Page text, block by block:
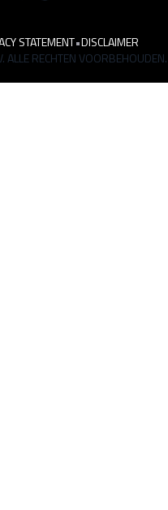
STATEMENT•DISCLAIMER
RECHTEN VOORBEHOUDEN.